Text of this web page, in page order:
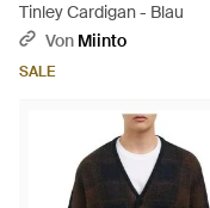
Tinley Cardigan - Blau
Von Miinto
SALE